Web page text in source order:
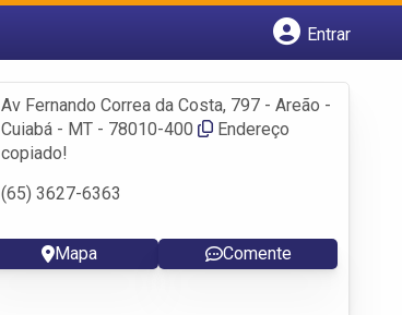
Entrar
Fazer login
Criar conta
Av Fernando Correa da Costa, 797 - Areão -
Cuiabá - MT - 78010-400
Endereço
copiado!
(65) 3627-6363
Mapa Comente